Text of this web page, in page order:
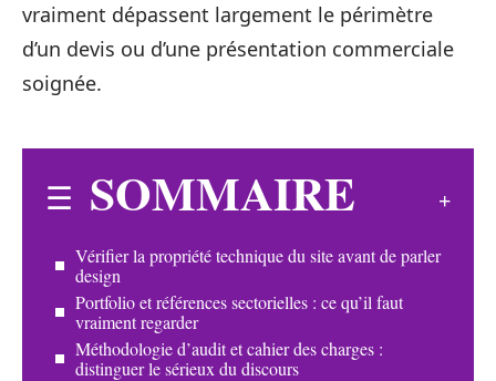
vraiment dépassent largement le périmètre
d’un devis ou d’une présentation commerciale
soignée.
SOMMAIRE
Vérifier la propriété technique du site avant de parler
design
Portfolio et références sectorielles : ce qu’il faut
vraiment regarder
Méthodologie d’audit et cahier des charges :
distinguer le sérieux du discours